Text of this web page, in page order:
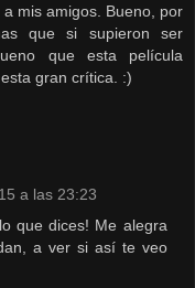
mis amigos. Bueno, por
que si supieron ser
que esta película
gran crítica. :)
a las 23:23
que dices! Me alegra
a ver si así te veo